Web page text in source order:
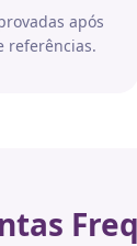
após
referências.